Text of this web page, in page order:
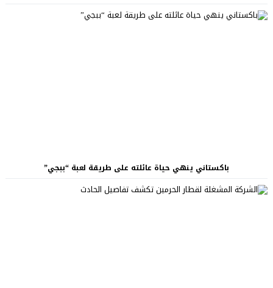
باكستاني ينهي حياة عائلته على طريقة لعبة “ببجي”